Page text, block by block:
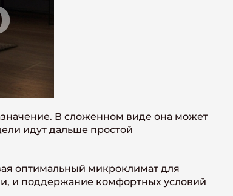
В сложенном виде она может
идут дальше простой
оптимальный микроклимат для
и поддержание комфортных условий